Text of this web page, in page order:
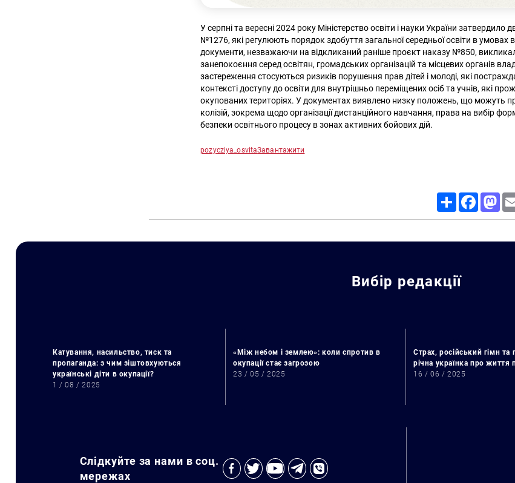
У серпні та вересні 2024 року Міністерство освіти і науки України
№1276, які регулюють порядок здобуття загальної середньої освіти в умовах
документи, незважаючи на відкликаний раніше проєкт наказу №850,
занепокоєння серед освітян, громадських організацій та місцевих органів
застереження стосуються ризиків порушення прав дітей і молоді, які
контексті доступу до освіти для внутрішньо переміщених осіб та учнів, які
окупованих територіях. У документах виявлено низку положень, що можуть
колізій, зокрема щодо організації дистанційного навчання, права на вибір
безпеки освітнього процесу в зонах активних бойових дій.
pozycziya_osvitaЗавантажити
Share Facebook
Вибір редакції
Катування, насильство, тиск та
пропаганда: з чим зіштовхуються
українські діти в окупації?
1 / 08 / 2025
«Між небом і землею»: коли спротив в
окупації стає загрозою
23 / 05 / 2025
Страх, російський гімн та
річна українка про життя
16 / 06 / 2025
Слідкуйте за нами в соц.
мережах